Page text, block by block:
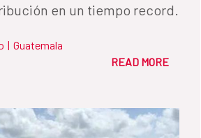
en un tiempo record.
| Guatemala
READ MORE